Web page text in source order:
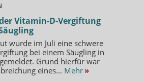
Vitamin-D-Vergiftung
wurde im Juli eine schwere
bei einem Säugling in
Grund hierfür war
eines... Mehr »